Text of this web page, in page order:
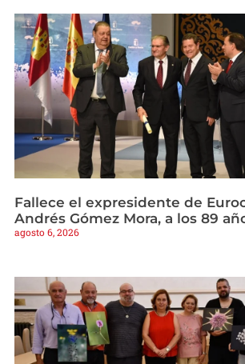
Fallece el expresidente de
Andrés Gómez Mora, a los 89
agosto 6, 2026